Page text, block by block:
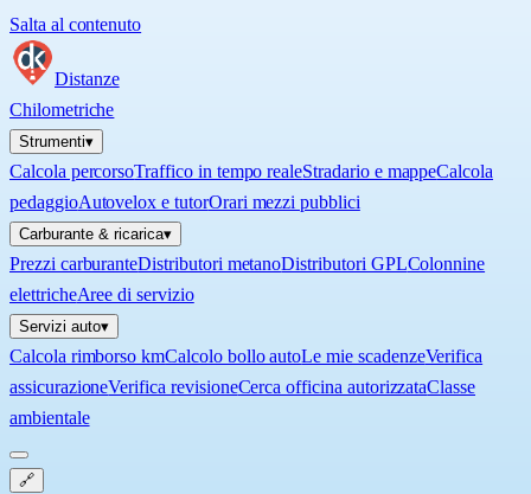
Salta al contenuto
Distanze
Chilometriche
Strumenti▾
Calcola percorsoTraffico in tempo realeStradario e mappeCalcola
pedaggioAutovelox e tutorOrari mezzi pubblici
Carburante & ricarica▾
Prezzi carburanteDistributori metanoDistributori GPLColonnine
elettricheAree di servizio
Servizi auto▾
Calcola rimborso kmCalcolo bollo autoLe mie scadenzeVerifica
assicurazioneVerifica revisioneCerca officina autorizzataClasse
ambientale
🔗